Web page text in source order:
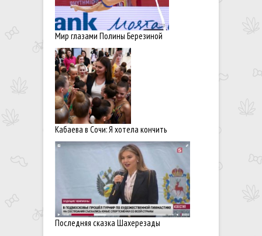
Мир глазами Полины Березиной
Кабаева в Сочи: Я хотела кончить
Последняя сказка Шахерезады